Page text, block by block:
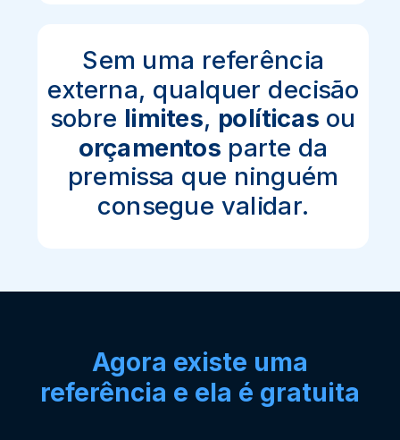
Sem uma referência
externa, qualquer decisão
sobre limites, políticas ou
orçamentos parte da
premissa que ninguém
consegue validar.
Agora existe uma
referência e ela é gratuita